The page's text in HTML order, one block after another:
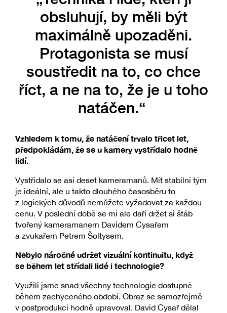
obsluhují, by měli být
maximálně upozaděni.
Protagonista se musí
soustředit na to, co chce
říct, a ne na to, že je u toho
natáčen.“
Vzhledem k tomu, že natáčení trvalo třicet let,
předpokládám, že se u kamery vystřídalo hodně
lidí.
Vystřídalo se asi deset kameramanů. Mít stabilní tým
je ideální, ale u takto dlouhého časosběru to
z logických důvodů nemůžete vyžadovat za každou
cenu. V poslední době se mi ale daří držet si štáb
tvořený kameramanem Davidem Cysařem
a zvukařem Petrem Šoltysem.
Nebylo náročné udržet vizuální kontinuitu, když
se během let střídali lidé i technologie?
Využili jsme snad všechny technologie dostupné
během zachyceného období. Obraz se samozřejmě
v postprodukci hodně upravoval. David Cysař dělal